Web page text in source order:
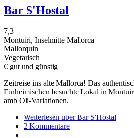
Bar S'Hostal
7,3
Montuiri, Inselmitte Mallorca
Mallorquin
Vegetarisch
€ gut und günstig
Zeitreise ins alte Mallorca! Das
Einheimischen besuchte Lokal in
amb Oli-Variationen.
Weiterlesen über Bar S'Hostal
2 Kommentare